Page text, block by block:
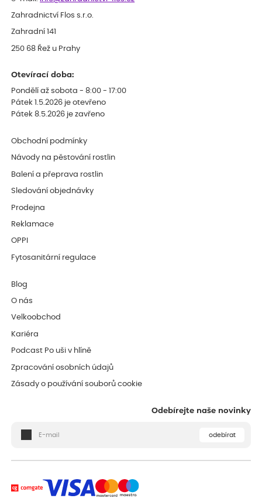
Zahradnictví Flos s.r.o.
Zahradní 141
250 68 Řež u Prahy
Otevírací doba:
Pondělí až sobota - 8:00 - 17:00
Pátek 1.5.2026 je otevřeno
Pátek 8.5.2026 je zavřeno
Obchodní podmínky
Návody na pěstování rostlin
Balení a přeprava rostlin
Sledování objednávky
Prodejna
Reklamace
OPPI
Fytosanitární regulace
Blog
O nás
Velkoobchod
Kariéra
Podcast Po uši v hlíně
Zpracování osobních údajů
Zásady o používání souborů cookie
Odebírejte naše novinky
odebírat